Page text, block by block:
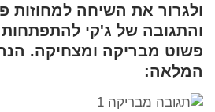
ולגרור את השיחה למחוזות
והתגובה של ג'קי
פשוט מבריקה ומצחיקה.
המלאה: